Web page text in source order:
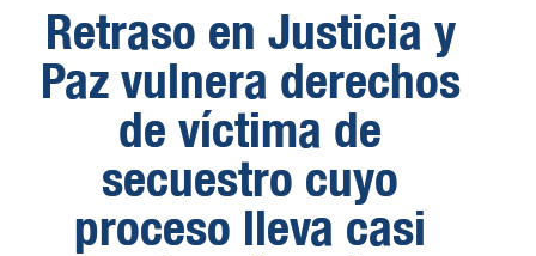
Retraso en Justicia y
Paz vulnera derechos
de víctima de
secuestro cuyo
proceso lleva casi